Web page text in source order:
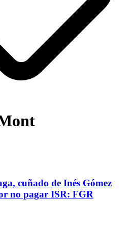
cuñado de Inés Gómez
no pagar ISR: FGR